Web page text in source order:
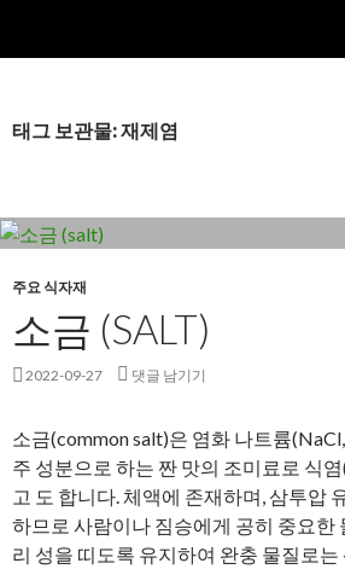
로
기
태그 보관물: 재제염
주요 식자재
소금 (SALT)
2022-09-27 댓글 남기기
소금(common salt)은 염화 나트륨
주 성분으로 하는 짠 맛의 조미료로 식
고 도 합니다. 체액에 존재하며, 삼투압
하므로 사람이나 짐승에게 공히 중요한
리 성을 띠도록 유지하여 완충 물질로